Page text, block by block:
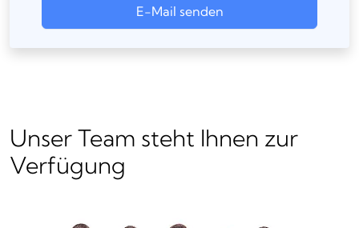
E-Mail senden
Unser Team steht Ihnen zur
Verfügung